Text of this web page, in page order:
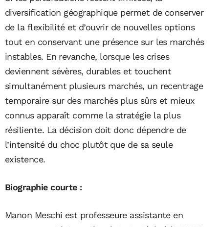
diversification géographique permet de conserver
de la flexibilité et d’ouvrir de nouvelles options
tout en conservant une présence sur les marchés
instables. En revanche, lorsque les crises
deviennent sévères, durables et touchent
simultanément plusieurs marchés, un recentrage
temporaire sur des marchés plus sûrs et mieux
connus apparaît comme la stratégie la plus
résiliente. La décision doit donc dépendre de
l’intensité du choc plutôt que de sa seule
existence.
Biographie courte :
Manon Meschi est professeure assistante en